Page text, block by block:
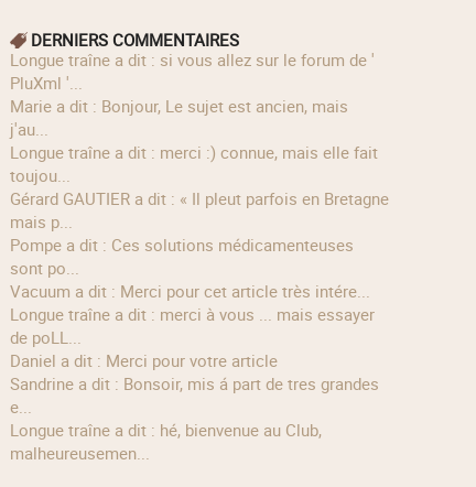
DERNIERS COMMENTAIRES
longue traîne a dit : si vous allez sur le forum de '
PluXml '...
Marie a dit : Bonjour, Le sujet est ancien, mais
j'au...
longue traîne a dit : merci :) connue, mais elle fait
toujou...
Gérard GAUTIER a dit : « Il pleut parfois en Bretagne
mais p...
Pompe a dit : Ces solutions médicamenteuses
sont po...
Vacuum a dit : Merci pour cet article très intére...
longue traîne a dit : merci à vous ... mais essayer
de poLL...
Daniel a dit : Merci pour votre article
Sandrine a dit : Bonsoir, mis á part de tres grandes
e...
longue traîne a dit : hé, bienvenue au Club,
malheureusemen...